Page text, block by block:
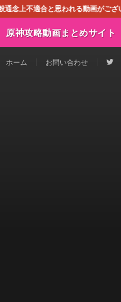
る動画がございましたら、下
原神攻略動画まとめサイト
ホーム お問い合わせ